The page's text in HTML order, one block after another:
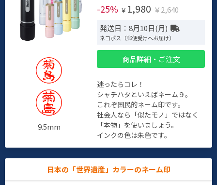
9.5mm
-25% ￥ 1,980 ￥2,640
発送日：8月10日(月)
ネコポス（郵便受けへお届け）
商品詳細・ご注文
迷ったらコレ！
シャチハタといえばネーム９。
これぞ国民的ネーム印です。
社会人なら「似たモノ」ではなく
「本物」を使いましょう。
インクの色は朱色です。
日本の「世界遺産」カラーのネーム印